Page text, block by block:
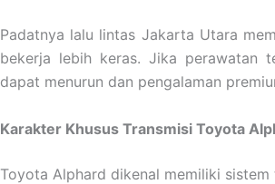
Padatnya lalu lintas Jakarta Utara
bekerja lebih keras. Jika perawatan
dapat menurun dan pengalaman
Karakter Khusus Transmisi Toyota
Toyota Alphard dikenal memiliki